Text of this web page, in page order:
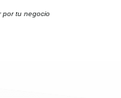
por tu negocio